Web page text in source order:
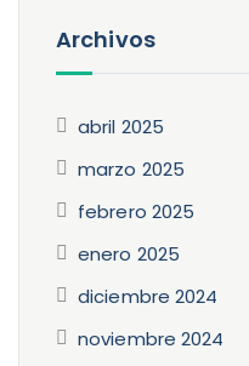
Archivos
abril 2025
marzo 2025
febrero 2025
enero 2025
diciembre 2024
noviembre 2024